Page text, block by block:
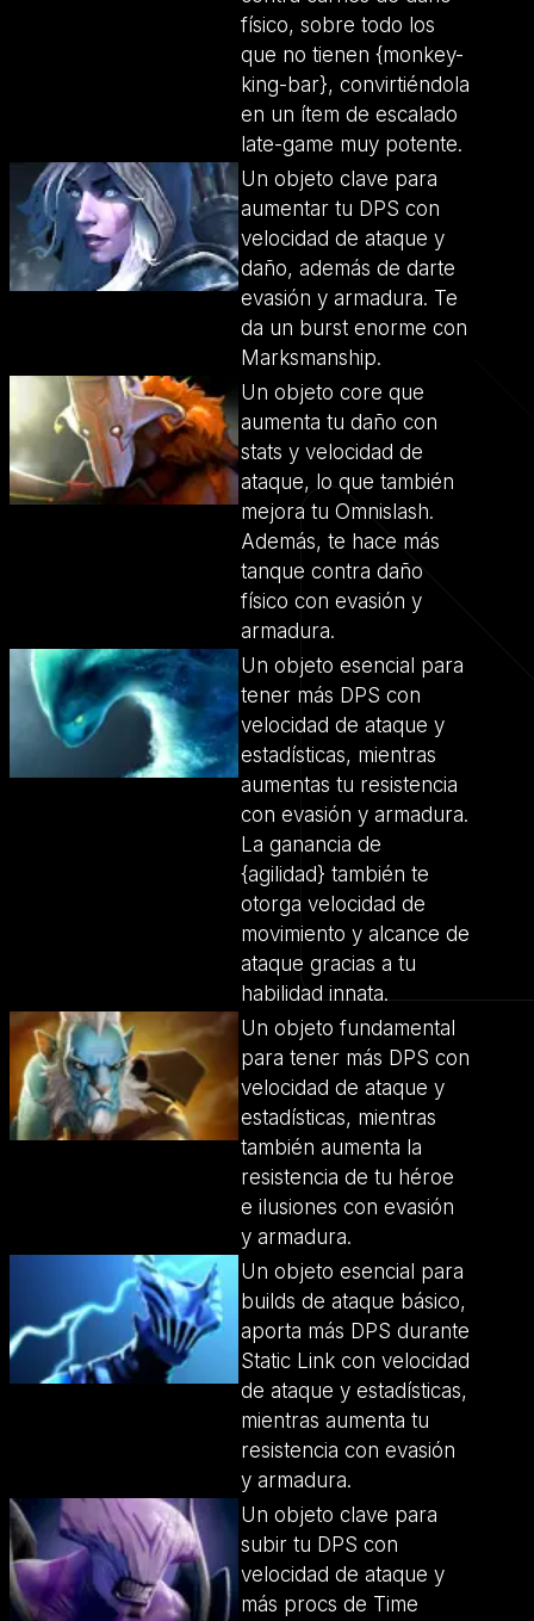
físico, sobre todo los
que no tienen {monkey-
king-bar}, convirtiéndola
en un ítem de escalado
late-game muy potente.
Un objeto clave para
aumentar tu DPS con
velocidad de ataque y
daño, además de darte
evasión y armadura. Te
da un burst enorme con
Marksmanship.
Un objeto core que
aumenta tu daño con
stats y velocidad de
ataque, lo que también
mejora tu Omnislash.
Además, te hace más
tanque contra daño
físico con evasión y
armadura.
Un objeto esencial para
tener más DPS con
velocidad de ataque y
estadísticas, mientras
aumentas tu resistencia
con evasión y armadura.
La ganancia de
{agilidad} también te
otorga velocidad de
movimiento y alcance de
ataque gracias a tu
habilidad innata.
Un objeto fundamental
para tener más DPS con
velocidad de ataque y
estadísticas, mientras
también aumenta la
resistencia de tu héroe
e ilusiones con evasión
y armadura.
Un objeto esencial para
builds de ataque básico,
aporta más DPS durante
Static Link con velocidad
de ataque y estadísticas,
mientras aumenta tu
resistencia con evasión
y armadura.
Un objeto clave para
subir tu DPS con
velocidad de ataque y
más procs de Time